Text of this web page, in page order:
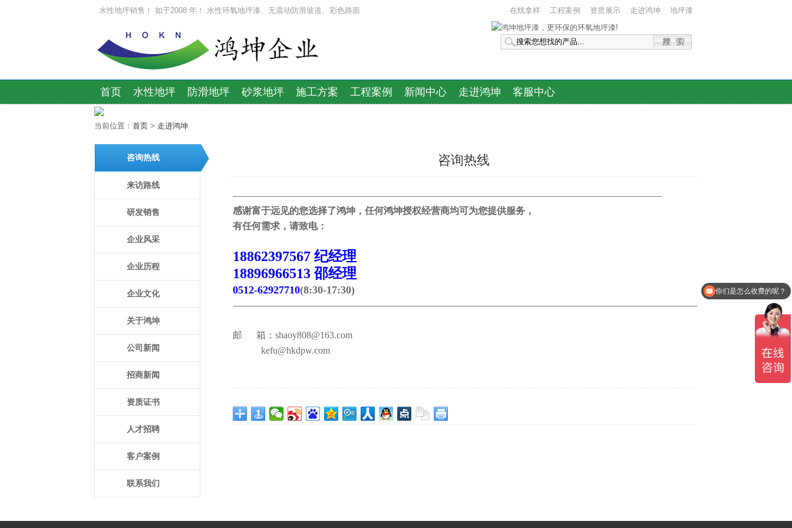
水性地坪销售！ 如于2008 年！ 水性环氧地坪漆、无震动防滑坡道、彩色路面 地坪漆
走进鸿坤
资质展示
工程案例
在线拿样
首页 水性地坪 防滑地坪 砂浆地坪 施工方案 工程案例 新闻中心 走进鸿坤 客服中心
当前位置： 首页 > 走进鸿坤
咨询热线
来访路线
研发销售
企业风采
企业历程
企业文化
关于鸿坤
公司新闻
招商新闻
资质证书
人才招聘
客户案例
联系我们
咨询热线
————————————————————————————————————————————————————————
感谢富于远见的您选择了鸿坤，任何鸿坤授权经营商均可为您提供服务，
有任何需求，请致电：
18862397567 纪经理
18896966513 邵经理
0512-62927710(8:30-17:30)
——————————————————————————————————————————————————————————————————
邮 箱： shaoy808@163.com
kefu@hkdpw.com
你们是怎么收费的呢？